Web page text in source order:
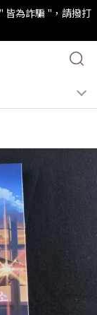
為詐騙 "，請撥打